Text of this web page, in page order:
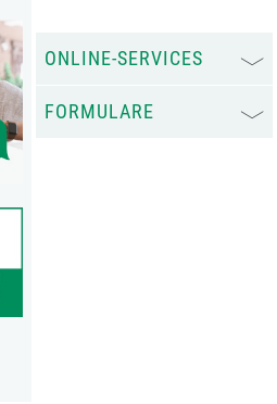
ONLINE-SERVICES
FORMULARE